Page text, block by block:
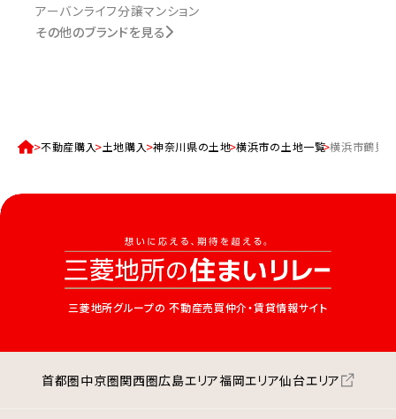
アーバンライフ分譲マンション
その他のブランドを見る
不動産購入 土地購入 神奈川県の土地 横浜市の土地一覧 横浜市鶴見
三菱地所グループの 不動産売買仲介・賃貸情報サイト
首都圏中京圏関西圏広島エリア福岡エリア仙台エリア